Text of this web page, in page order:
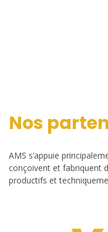
Nos
AMS s’appuie
conçoivent et fabriquent
productifs et